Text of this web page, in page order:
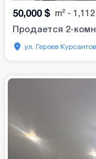
50,000 $ m² - 1,112
Продается 2-
ул. Героев Курсантов